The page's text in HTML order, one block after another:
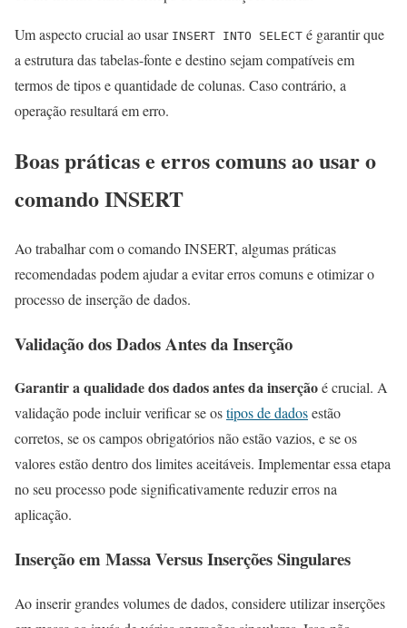
Um aspecto crucial ao usar INSERT INTO SELECT é garantir que
a estrutura das tabelas-fonte e destino sejam compatíveis em
termos de tipos e quantidade de colunas. Caso contrário, a
operação resultará em erro.
Boas práticas e erros comuns ao usar o
comando INSERT
Ao trabalhar com o comando INSERT, algumas práticas
recomendadas podem ajudar a evitar erros comuns e otimizar o
processo de inserção de dados.
Validação dos Dados Antes da Inserção
Garantir a qualidade dos dados antes da inserçãoé crucial. A
validação pode incluir verificar se ostipos de dadosestão
corretos, se os campos obrigatórios não estão vazios, e se os
valores estão dentro dos limites aceitáveis. Implementar essa etapa
no seu processo pode significativamente reduzir erros na
aplicação.
Inserção em Massa Versus Inserções Singulares
Ao inserir grandes volumes de dados, considere utilizar inserções